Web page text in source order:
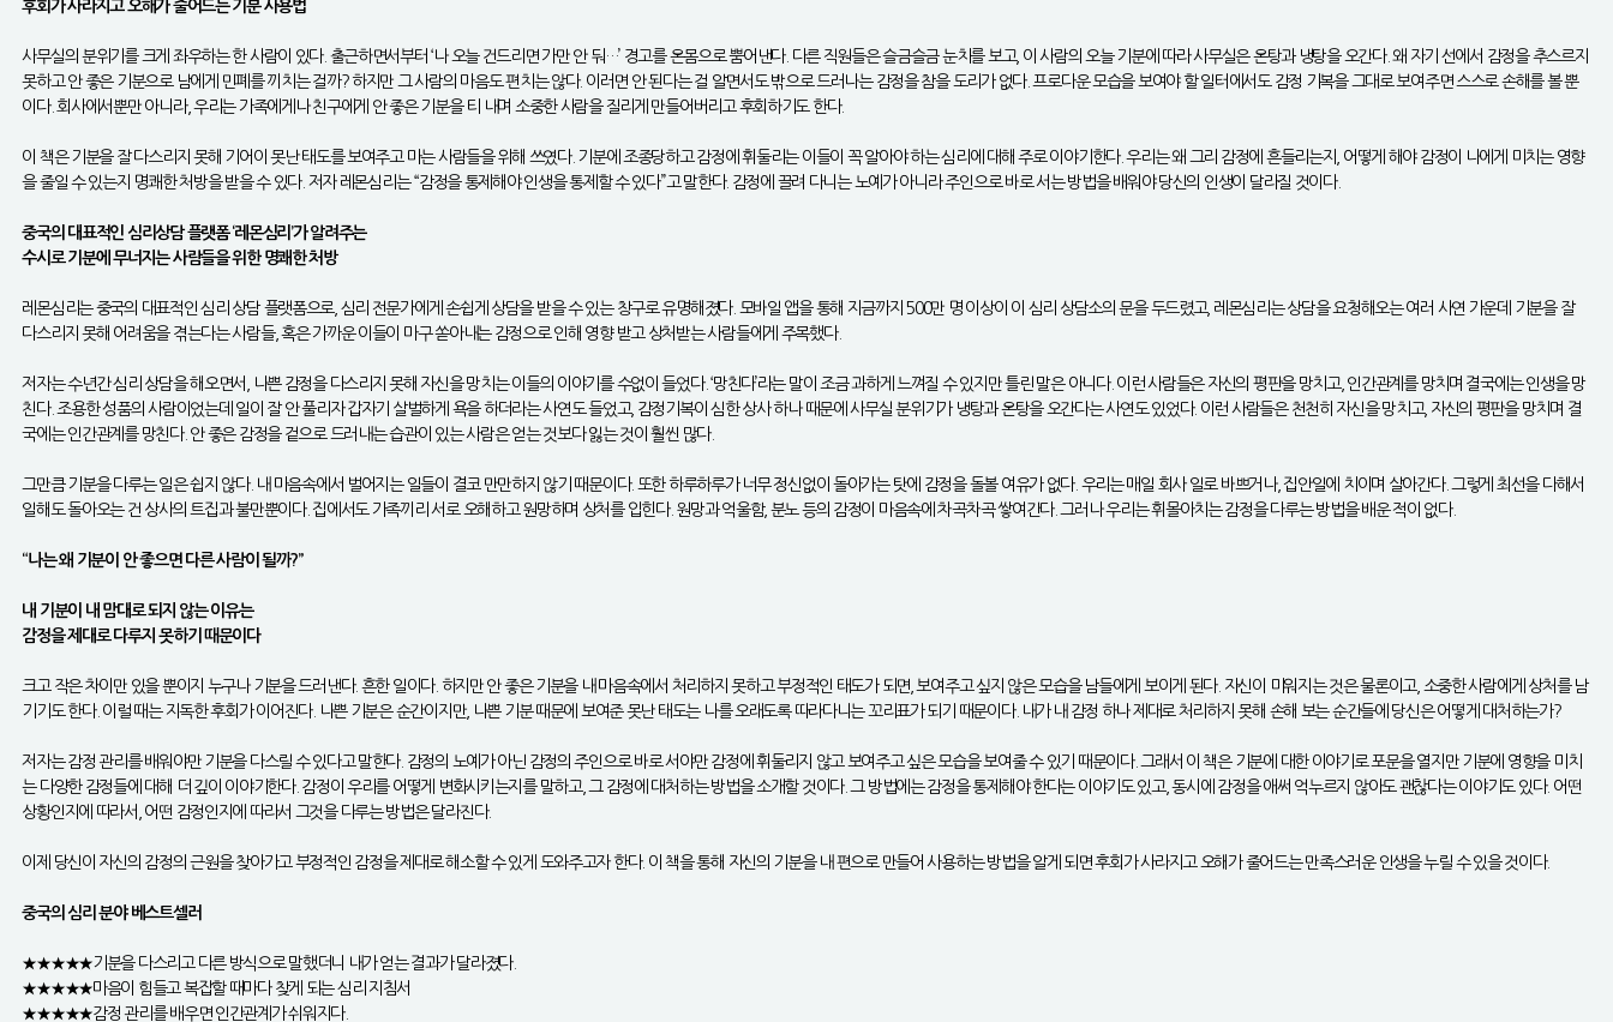
후회가 사라지고 오해가 줄어드는 기분 사용법
사무실의 분위기를 크게 좌우하는 한 사람이 있다. 출근하면서부터 ‘나 오늘 건드리면 가만 안 둬…’ 경고를 온몸으로 뿜어낸다. 다른 직원들은 슬금슬금 눈치를 보고, 이 사람의 오늘 기분에 따라 사무실은 온탕과 냉탕을 오간다. 왜 자기 선에서 감정을 추스르지
못하고 안 좋은 기분으로 남에게 민폐를 끼치는 걸까? 하지만 그 사람의 마음도 편치는 않다. 이러면 안 된다는 걸 알면서도 밖으로 드러나는 감정을 참을 도리가 없다. 프로다운 모습을 보여야 할 일터에서도 감정 기복을 그대로 보여주면 스스로 손해를 볼 뿐
이다. 회사에서뿐만 아니라, 우리는 가족에게나 친구에게 안 좋은 기분을 티 내며 소중한 사람을 질리게 만들어버리고 후회하기도 한다.
이 책은 기분을 잘 다스리지 못해 기어이 못난 태도를 보여주고 마는 사람들을 위해 쓰였다. 기분에 조종당하고 감정에 휘둘리는 이들이 꼭 알아야 하는 심리에 대해 주로 이야기한다. 우리는 왜 그리 감정에 흔들리는지, 어떻게 해야 감정이 나에게 미치는 영향
을 줄일 수 있는지 명쾌한 처방을 받을 수 있다. 저자 레몬심리는 “감정을 통제해야 인생을 통제할 수 있다”고 말한다. 감정에 끌려 다니는 노예가 아니라 주인으로 바로 서는 방법을 배워야 당신의 인생이 달라질 것이다.
중국의 대표적인 심리상담 플랫폼 ‘레몬심리’가 알려주는
수시로 기분에 무너지는 사람들을 위한 명쾌한 처방
레몬심리는 중국의 대표적인 심리 상담 플랫폼으로, 심리 전문가에게 손쉽게 상담을 받을 수 있는 창구로 유명해졌다. 모바일 앱을 통해 지금까지 500만 명 이상이 이 심리 상담소의 문을 두드렸고, 레몬심리는 상담을 요청해오는 여러 사연 가운데 기분을 잘
다스리지 못해 어려움을 겪는다는 사람들, 혹은 가까운 이들이 마구 쏟아내는 감정으로 인해 영향 받고 상처받는 사람들에게 주목했다.
저자는 수년간 심리 상담을 해오면서, 나쁜 감정을 다스리지 못해 자신을 망치는 이들의 이야기를 수없이 들었다. ‘망친다’라는 말이 조금 과하게 느껴질 수 있지만 틀린 말은 아니다. 이런 사람들은 자신의 평판을 망치고, 인간관계를 망치며 결국에는 인생을 망
친다. 조용한 성품의 사람이었는데 일이 잘 안 풀리자 갑자기 살벌하게 욕을 하더라는 사연도 들었고, 감정기복이 심한 상사 하나 때문에 사무실 분위기가 냉탕과 온탕을 오간다는 사연도 있었다. 이런 사람들은 천천히 자신을 망치고, 자신의 평판을 망치며 결
국에는 인간관계를 망친다. 안 좋은 감정을 겉으로 드러내는 습관이 있는 사람은 얻는 것보다 잃는 것이 훨씬 많다.
그만큼 기분을 다루는 일은 쉽지 않다. 내 마음속에서 벌어지는 일들이 결코 만만하지 않기 때문이다. 또한 하루하루가 너무 정신없이 돌아가는 탓에 감정을 돌볼 여유가 없다. 우리는 매일 회사 일로 바쁘거나, 집안일에 치이며 살아간다. 그렇게 최선을 다해서
일해도 돌아오는 건 상사의 트집과 불만뿐이다. 집에서도 가족끼리 서로 오해하고 원망하며 상처를 입힌다. 원망과 억울함, 분노 등의 감정이 마음속에 차곡차곡 쌓여간다. 그러나 우리는 휘몰아치는 감정을 다루는 방법을 배운 적이 없다.
“나는 왜 기분이 안 좋으면 다른 사람이 될까?”
내 기분이 내 맘대로 되지 않는 이유는
감정을 제대로 다루지 못하기 때문이다
크고 작은 차이만 있을 뿐이지 누구나 기분을 드러낸다. 흔한 일이다. 하지만 안 좋은 기분을 내 마음속에서 처리하지 못하고 부정적인 태도가 되면, 보여주고 싶지 않은 모습을 남들에게 보이게 된다. 자신이 미워지는 것은 물론이고, 소중한 사람에게 상처를 남
기기도 한다. 이럴 때는 지독한 후회가 이어진다. 나쁜 기분은 순간이지만, 나쁜 기분 때문에 보여준 못난 태도는 나를 오래도록 따라다니는 꼬리표가 되기 때문이다. 내가 내 감정 하나 제대로 처리하지 못해 손해 보는 순간들에 당신은 어떻게 대처하는가?
저자는 감정 관리를 배워야만 기분을 다스릴 수 있다고 말한다. 감정의 노예가 아닌 감정의 주인으로 바로 서야만 감정에 휘둘리지 않고 보여주고 싶은 모습을 보여줄 수 있기 때문이다. 그래서 이 책은 기분에 대한 이야기로 포문을 열지만 기분에 영향을 미치
는 다양한 감정들에 대해 더 깊이 이야기한다. 감정이 우리를 어떻게 변화시키는지를 말하고, 그 감정에 대처하는 방법을 소개할 것이다. 그 방법에는 감정을 통제해야 한다는 이야기도 있고, 동시에 감정을 애써 억누르지 않아도 괜찮다는 이야기도 있다. 어떤
상황인지에 따라서, 어떤 감정인지에 따라서 그것을 다루는 방법은 달라진다.
이제 당신이 자신의 감정의 근원을 찾아가고 부정적인 감정을 제대로 해소할 수 있게 도와주고자 한다. 이 책을 통해 자신의 기분을 내 편으로 만들어 사용하는 방법을 알게 되면 후회가 사라지고 오해가 줄어드는 만족스러운 인생을 누릴 수 있을 것이다.
중국의 심리 분야 베스트셀러
★★★★★기분을 다스리고 다른 방식으로 말했더니 내가 얻는 결과가 달라졌다.
★★★★★마음이 힘들고 복잡할 때마다 찾게 되는 심리 지침서
★★★★★감정 관리를 배우면 인간관계가 쉬워지다.